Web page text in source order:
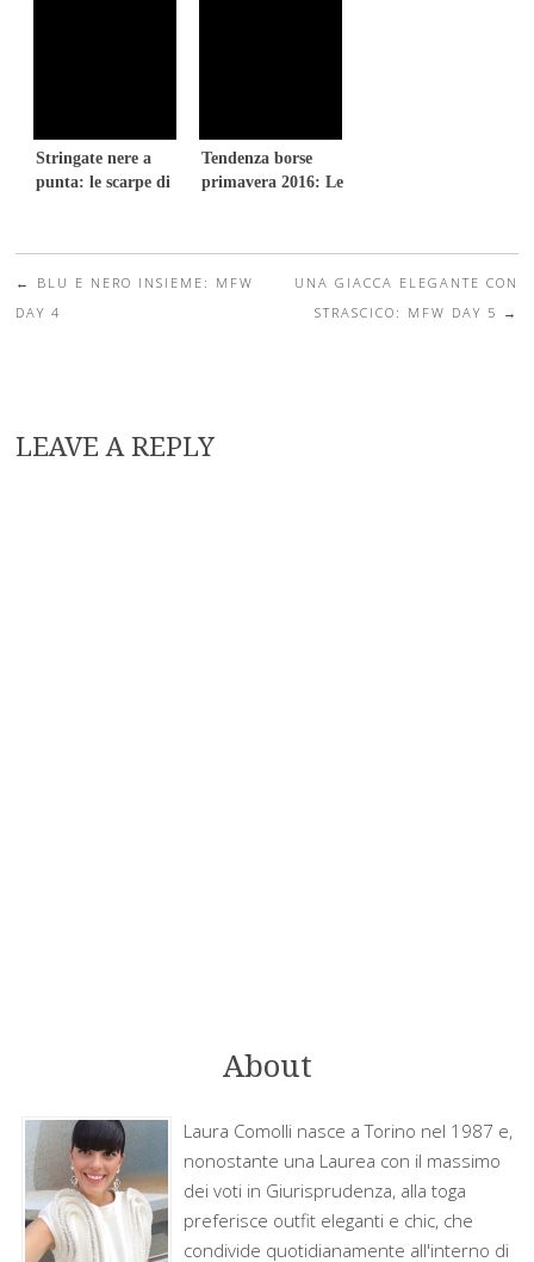
Stringate nere a
punta: le scarpe di
Tendenza borse
primavera 2016: Le
Post navigation
←
BLU E NERO INSIEME: MFW
DAY 4
UNA GIACCA ELEGANTE CON
STRASCICO: MFW DAY 5 →
LEAVE A REPLY
About
Laura Comolli nasce a Torino nel 1987 e,
nonostante una Laurea con il massimo
dei voti in Giurisprudenza, alla toga
preferisce outfit eleganti e chic, che
condivide quotidianamente all'interno di